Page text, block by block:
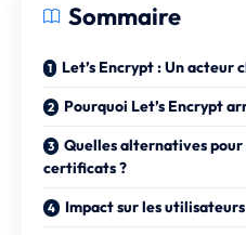
Sommaire
Let’s Encrypt : Un acteur
Pourquoi Let’s Encrypt
Quelles alternatives
certificats ?
Impact sur les